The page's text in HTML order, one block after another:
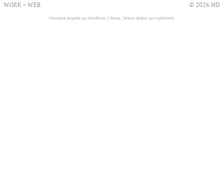
WORK>WEB © 2026 HD
Fièrement propulsé par WordPress. Thème : helene-delprat par SophieWeb.